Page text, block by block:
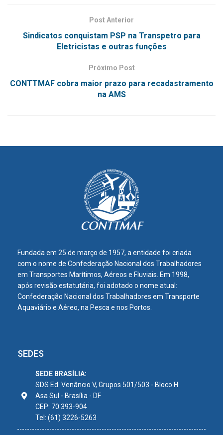
Post Anterior
Sindicatos conquistam PSP na Transpetro para
Eletricistas e outras funções
Próximo Post
CONTTMAF cobra maior prazo para recadastramento
na AMS
Fundada em 25 de março de 1957, a entidade foi criada
com o nome de Confederação Nacional dos Trabalhadores
em Transportes Marítimos, Aéreos e Fluviais. Em 1998,
após revisão estatutária, foi adotado o nome atual:
Confederação Nacional dos Trabalhadores em Transporte
Aquaviário e Aéreo, na Pesca e nos Portos.
SEDES
SEDE BRASÍLIA:
SDS Ed. Venâncio V, Grupos 501/503 - Bloco H
Asa Sul - Brasília - DF
CEP: 70.393-904
Tel: (61) 3226-5263